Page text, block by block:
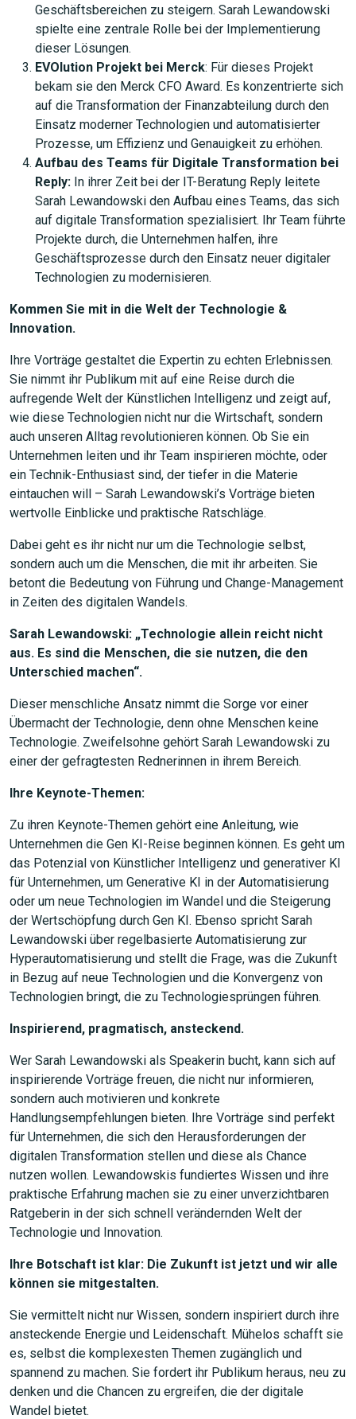
Geschäftsbereichen zu steigern. Sarah Lewandowski
spielte eine zentrale Rolle bei der Implementierung
dieser Lösungen.
EVOlution Projekt bei Merck: Für dieses Projekt
bekam sie den Merck CFO Award. Es konzentrierte sich
auf die Transformation der Finanzabteilung durch den
Einsatz moderner Technologien und automatisierter
Prozesse, um Effizienz und Genauigkeit zu erhöhen.
Aufbau des Teams für Digitale Transformation bei
Reply: In ihrer Zeit bei der IT-Beratung Reply leitete
Sarah Lewandowski den Aufbau eines Teams, das sich
auf digitale Transformation spezialisiert. Ihr Team führte
Projekte durch, die Unternehmen halfen, ihre
Geschäftsprozesse durch den Einsatz neuer digitaler
Technologien zu modernisieren.
Kommen Sie mit in die Welt der Technologie &
Innovation.
Ihre Vorträge gestaltet die Expertin zu echten Erlebnissen.
Sie nimmt ihr Publikum mit auf eine Reise durch die
aufregende Welt der Künstlichen Intelligenz und zeigt auf,
wie diese Technologien nicht nur die Wirtschaft, sondern
auch unseren Alltag revolutionieren können. Ob Sie ein
Unternehmen leiten und ihr Team inspirieren möchte, oder
ein Technik-Enthusiast sind, der tiefer in die Materie
eintauchen will – Sarah Lewandowski’s Vorträge bieten
wertvolle Einblicke und praktische Ratschläge.
Dabei geht es ihr nicht nur um die Technologie selbst,
sondern auch um die Menschen, die mit ihr arbeiten. Sie
betont die Bedeutung von Führung und Change-Management
in Zeiten des digitalen Wandels.
Sarah Lewandowski: „Technologie allein reicht nicht
aus. Es sind die Menschen, die sie nutzen, die den
Unterschied machen“.
Dieser menschliche Ansatz nimmt die Sorge vor einer
Übermacht der Technologie, denn ohne Menschen keine
Technologie. Zweifelsohne gehört Sarah Lewandowski zu
einer der gefragtesten Rednerinnen in ihrem Bereich.
Ihre Keynote-Themen:
Zu ihren Keynote-Themen gehört eine Anleitung, wie
Unternehmen die Gen KI-Reise beginnen können. Es geht um
das Potenzial von Künstlicher Intelligenz und generativer KI
für Unternehmen, um Generative KI in der Automatisierung
oder um neue Technologien im Wandel und die Steigerung
der Wertschöpfung durch Gen KI. Ebenso spricht Sarah
Lewandowski über regelbasierte Automatisierung zur
Hyperautomatisierung und stellt die Frage, was die Zukunft
in Bezug auf neue Technologien und die Konvergenz von
Technologien bringt, die zu Technologiesprüngen führen.
Inspirierend, pragmatisch, ansteckend.
Wer Sarah Lewandowski als Speakerin bucht, kann sich auf
inspirierende Vorträge freuen, die nicht nur informieren,
sondern auch motivieren und konkrete
Handlungsempfehlungen bieten. Ihre Vorträge sind perfekt
für Unternehmen, die sich den Herausforderungen der
digitalen Transformation stellen und diese als Chance
nutzen wollen. Lewandowskis fundiertes Wissen und ihre
praktische Erfahrung machen sie zu einer unverzichtbaren
Ratgeberin in der sich schnell verändernden Welt der
Technologie und Innovation.
Ihre Botschaft ist klar: Die Zukunft ist jetzt und wir alle
können sie mitgestalten.
Sie vermittelt nicht nur Wissen, sondern inspiriert durch ihre
ansteckende Energie und Leidenschaft. Mühelos schafft sie
es, selbst die komplexesten Themen zugänglich und
spannend zu machen. Sie fordert ihr Publikum heraus, neu zu
denken und die Chancen zu ergreifen, die der digitale
Wandel bietet.
JETZT SUCHEN